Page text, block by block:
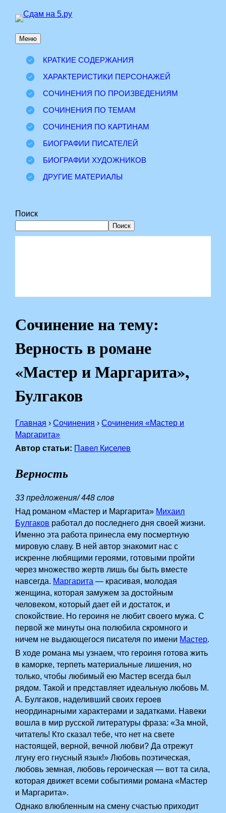
Перейти
содержимому
Меню
КРАТКИЕ СОДЕРЖАНИЯ
ХАРАКТЕРИСТИКИ ПЕРСОНАЖЕЙ
СОЧИНЕНИЯ ПО ПРОИЗВЕДЕНИЯМ
СОЧИНЕНИЯ ПО ТЕМАМ
СОЧИНЕНИЯ ПО КАРТИНАМ
БИОГРАФИИ ПИСАТЕЛЕЙ
БИОГРАФИИ ХУДОЖНИКОВ
ДРУГИЕ МАТЕРИАЛЫ
Поиск
Поиск
Сочинение на тему:
Верность в романе
«Мастер и Маргарита»,
Булгаков
Главная › Сочинения › Сочинения «Мастер и
Маргарита»
Автор статьи: Павел Киселев
Верность
33 предложения/ 448 слов
Над романом «Мастер и Маргарита» Михаил
Булгаков работал до последнего дня своей жизни.
Именно эта работа принесла ему посмертную
мировую славу. В ней автор знакомит нас с
искренне любящими героями, готовыми пройти
через множество жертв лишь бы быть вместе
навсегда. Маргарита — красивая, молодая
женщина, которая замужем за достойным
человеком, который дает ей и достаток, и
спокойствие. Но героиня не любит своего мужа. С
первой же минуты она полюбила скромного и
ничем не выдающегося писателя по имени Мастер.
В ходе романа мы узнаем, что героиня готова жить
в каморке, терпеть материальные лишения, но
только, чтобы любимый ею Мастер всегда был
рядом. Такой и представляет идеальную любовь М.
А. Булгаков, наделивший своих героев
неординарными характерами и задатками. Навеки
вошла в мир русской литературы фраза: «За мной,
читатель! Кто сказал тебе, что нет на свете
настоящей, верной, вечной любви? Да отрежут
лгуну его гнусный язык!» Любовь поэтическая,
любовь земная, любовь героическая — вот та сила,
которая движет всеми событиями романа «Мастер
и Маргарита».
Однако влюбленным на смену счастью приходит